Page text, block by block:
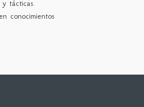
y tácticas.
conocimientos